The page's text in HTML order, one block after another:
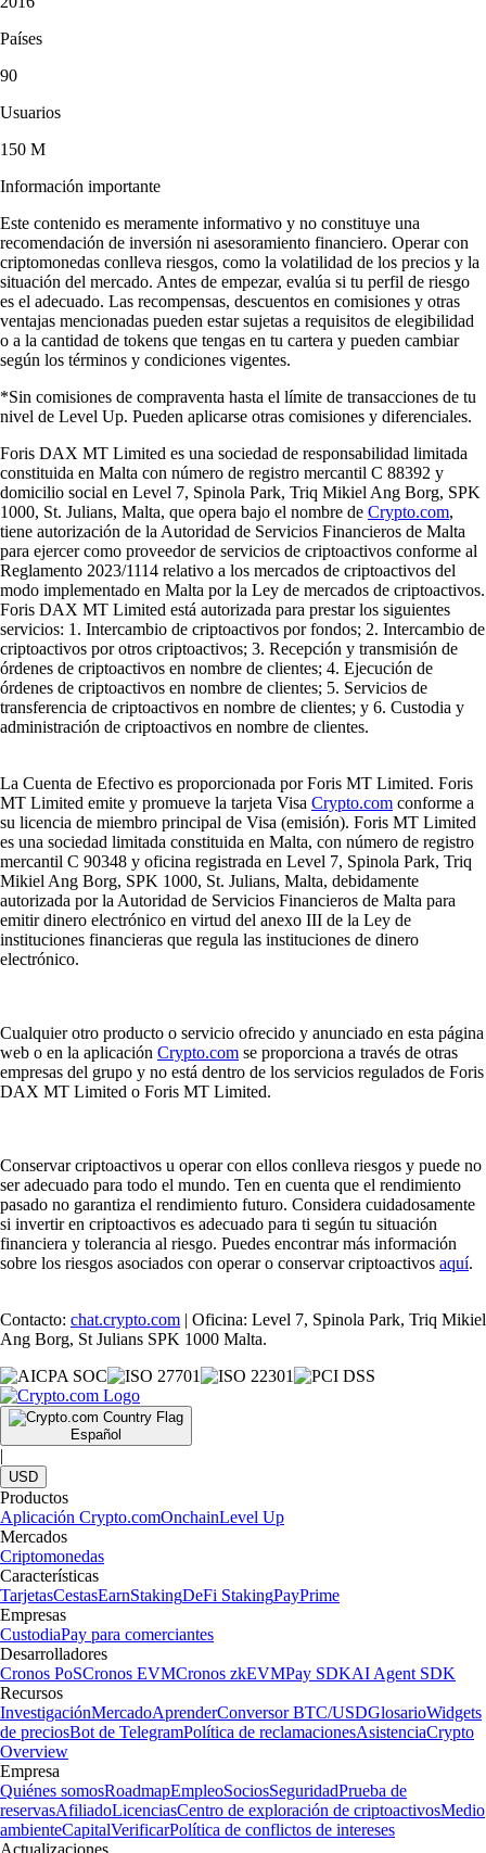
Países
90
Usuarios
150 M
Información importante
Este contenido es meramente informativo y no constituye una
recomendación de inversión ni asesoramiento financiero. Operar con
criptomonedas conlleva riesgos, como la volatilidad de los precios y la
situación del mercado. Antes de empezar, evalúa si tu perfil de riesgo
es el adecuado. Las recompensas, descuentos en comisiones y otras
ventajas mencionadas pueden estar sujetas a requisitos de elegibilidad
o a la cantidad de tokens que tengas en tu cartera y pueden cambiar
según los términos y condiciones vigentes.
*Sin comisiones de compraventa hasta el límite de transacciones de tu
nivel de Level Up. Pueden aplicarse otras comisiones y diferenciales.
Foris DAX MT Limited es una sociedad de responsabilidad limitada
constituida en Malta con número de registro mercantil C 88392 y
domicilio social en Level 7, Spinola Park, Triq Mikiel Ang Borg, SPK
1000, St. Julians, Malta, que opera bajo el nombre de Crypto.com,
tiene autorización de la Autoridad de Servicios Financieros de Malta
para ejercer como proveedor de servicios de criptoactivos conforme al
Reglamento 2023/1114 relativo a los mercados de criptoactivos del
modo implementado en Malta por la Ley de mercados de criptoactivos.
Foris DAX MT Limited está autorizada para prestar los siguientes
servicios: 1. Intercambio de criptoactivos por fondos; 2. Intercambio de
criptoactivos por otros criptoactivos; 3. Recepción y transmisión de
órdenes de criptoactivos en nombre de clientes; 4. Ejecución de
órdenes de criptoactivos en nombre de clientes; 5. Servicios de
transferencia de criptoactivos en nombre de clientes; y 6. Custodia y
administración de criptoactivos en nombre de clientes.
La Cuenta de Efectivo es proporcionada por Foris MT Limited. Foris
MT Limited emite y promueve la tarjeta Visa Crypto.com conforme a
su licencia de miembro principal de Visa (emisión). Foris MT Limited
es una sociedad limitada constituida en Malta, con número de registro
mercantil C 90348 y oficina registrada en Level 7, Spinola Park, Triq
Mikiel Ang Borg, SPK 1000, St. Julians, Malta, debidamente
autorizada por la Autoridad de Servicios Financieros de Malta para
emitir dinero electrónico en virtud del anexo III de la Ley de
instituciones financieras que regula las instituciones de dinero
electrónico.
Cualquier otro producto o servicio ofrecido y anunciado en esta página
web o en la aplicación Crypto.com se proporciona a través de otras
empresas del grupo y no está dentro de los servicios regulados de Foris
DAX MT Limited o Foris MT Limited.
Conservar criptoactivos u operar con ellos conlleva riesgos y puede no
ser adecuado para todo el mundo. Ten en cuenta que el rendimiento
pasado no garantiza el rendimiento futuro. Considera cuidadosamente
si invertir en criptoactivos es adecuado para ti según tu situación
financiera y tolerancia al riesgo. Puedes encontrar más información
sobre los riesgos asociados con operar o conservar criptoactivos aquí.
Contacto: chat.crypto.com | Oficina: Level 7, Spinola Park, Triq Mikiel
Ang Borg, St Julians SPK 1000 Malta.
Español
|
USD
Productos
Aplicación Crypto.comOnchainLevel Up
Mercados
Criptomonedas
Características
TarjetasCestasEarnStakingDeFi StakingPayPrime
Empresas
CustodiaPay para comerciantes
Desarrolladores
Cronos PoSCronos EVMCronos zkEVMPay SDKAI Agent SDK
Recursos
InvestigaciónMercadoAprenderConversor BTC/USDGlosarioWidgets
de preciosBot de TelegramPolítica de reclamacionesAsistenciaCrypto
Overview
Empresa
Quiénes somosRoadmapEmpleoSociosSeguridadPrueba de
reservasAfiliadoLicenciasCentro de exploración de criptoactivosMedio
ambienteCapitalVerificarPolítica de conflictos de intereses
Actualizaciones